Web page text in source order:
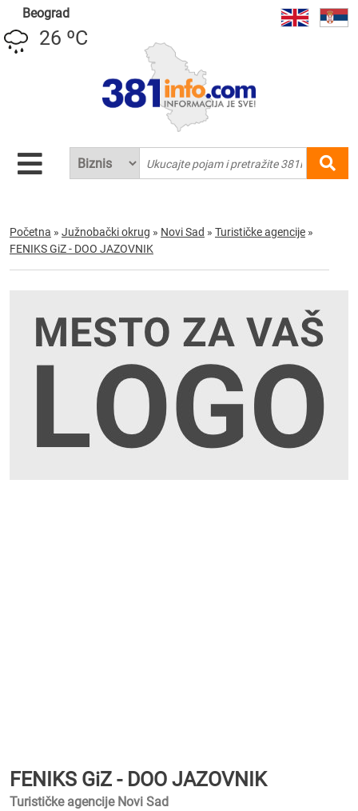
Beograd
26 ºC
Početna » Južnobački okrug » Novi Sad » Turističke agencije »
FENIKS GiZ - DOO JAZOVNIK
FENIKS GiZ - DOO JAZOVNIK
Turističke agencije Novi Sad